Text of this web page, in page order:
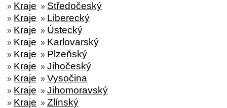
» Kraje » Středočeský
» Kraje » Liberecký
» Kraje » Ústecký
» Kraje » Karlovarský
» Kraje » Plzeňský
» Kraje » Jihočeský
» Kraje » Vysočina
» Kraje » Jihomoravský
» Kraje » Zlínský